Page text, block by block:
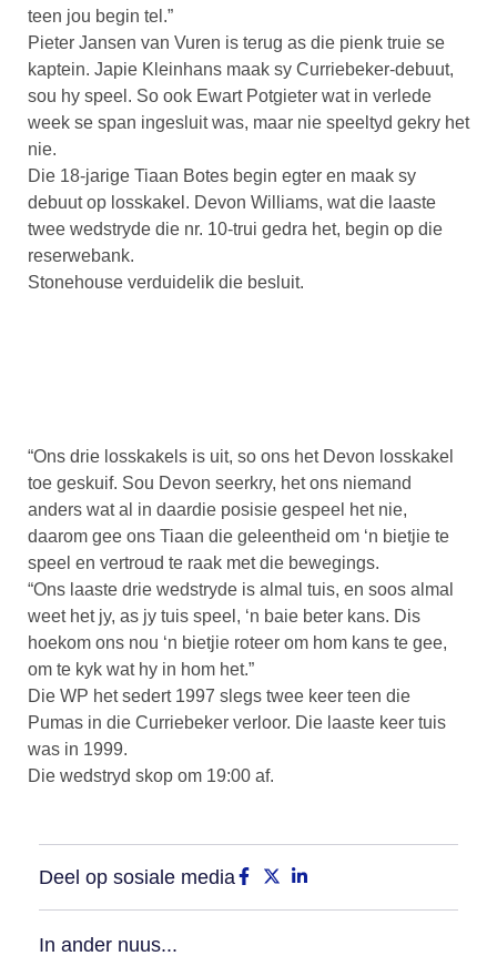
teen jou begin tel.”
Pieter Jansen van Vuren is terug as die pienk truie se
kaptein. Japie Kleinhans maak sy Curriebeker-debuut,
sou hy speel. So ook Ewart Potgieter wat in verlede
week se span ingesluit was, maar nie speeltyd gekry het
nie.
Die 18-jarige Tiaan Botes begin egter en maak sy
debuut op losskakel. Devon Williams, wat die laaste
twee wedstryde die nr. 10-trui gedra het, begin op die
reserwebank.
Stonehouse verduidelik die besluit.
“Ons drie losskakels is uit, so ons het Devon losskakel
toe geskuif. Sou Devon seerkry, het ons niemand
anders wat al in daardie posisie gespeel het nie,
daarom gee ons Tiaan die geleentheid om ‘n bietjie te
speel en vertroud te raak met die bewegings.
“Ons laaste drie wedstryde is almal tuis, en soos almal
weet het jy, as jy tuis speel, ‘n baie beter kans. Dis
hoekom ons nou ‘n bietjie roteer om hom kans te gee,
om te kyk wat hy in hom het.”
Die WP het sedert 1997 slegs twee keer teen die
Pumas in die Curriebeker verloor. Die laaste keer tuis
was in 1999.
Die wedstryd skop om 19:00 af.
Deel op sosiale media
In ander nuus...